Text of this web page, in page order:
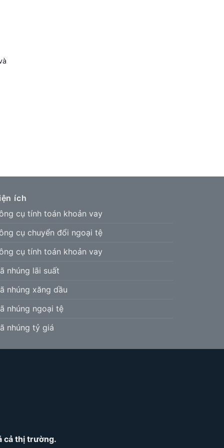
ích
cụ tính toán khoản vay
cụ chuyển đổi ngoại tệ
cụ tính toán khoản vay
nhúng lãi suất
nhúng xăng dầu
nhúng ngoại tệ
nhúng tỷ giá
cả thị trường.